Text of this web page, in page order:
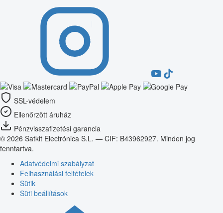
SSL-védelem
Ellenőrzött áruház
Pénzvisszafizetési garancia
© 2026 Satkit Electrónica S.L. — CIF: B43962927. Minden jog
fenntartva.
Adatvédelmi szabályzat
Felhasználási feltételek
Sütik
Süti beállítások